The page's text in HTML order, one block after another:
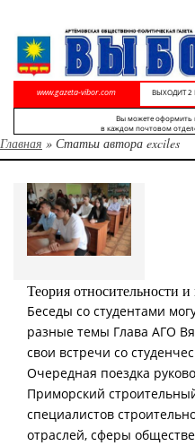
www.gazeta-vibor.com ВЫХОДИТ 2
Вы можете оформить
в каждом почтовом
Главная » Статьи автора exciles
Теория относительности
Беседы со студентами
разные темы Глава АГО
свои встречи со
Очередная поездка
Приморский
специалистов
отраслей, сферы